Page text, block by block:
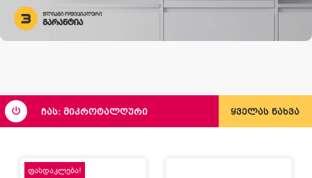
ჩას: მიკროტალღური ყველას ნახვა
ფასდაკლება!